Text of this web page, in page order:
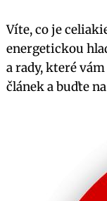
Víte, co je
energetickou
a rady, které
článek a buďte